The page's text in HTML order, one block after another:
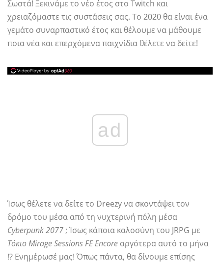
Σωστά! Ξεκινάμε το νέο έτος στο Twitch και
χρειαζόμαστε τις συστάσεις σας. Το 2020 θα είναι ένα
γεμάτο συναρπαστικό έτος και θέλουμε να μάθουμε
ποια νέα και επερχόμενα παιχνίδια θέλετε να δείτε!
ad
Ίσως θέλετε να δείτε το Dreezy να σκοντάψει τον
δρόμο του μέσα από τη νυχτερινή πόλη μέσα
Cyberpunk 2077 ; Ίσως κάποια καλοσύνη του JRPG με
Τόκιο Mirage Sessions FE Encore αργότερα αυτό το μήνα
!? Ενημέρωσέ μας! Όπως πάντα, θα δίνουμε επίσης